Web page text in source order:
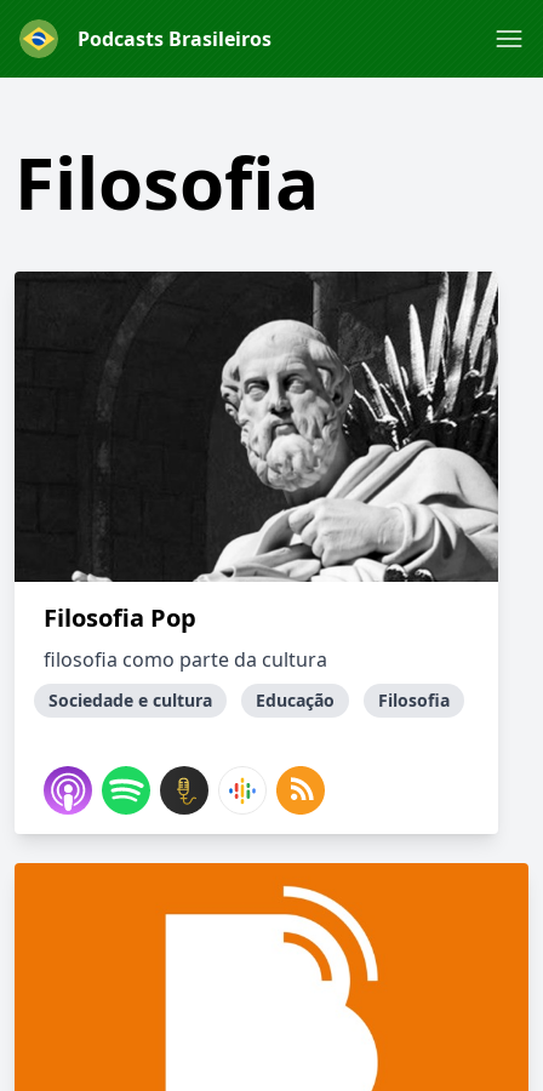
Podcasts Brasileiros
Filosofia
Filosofia Pop
filosofia como parte da cultura
Sociedade e cultura Educação Filosofia